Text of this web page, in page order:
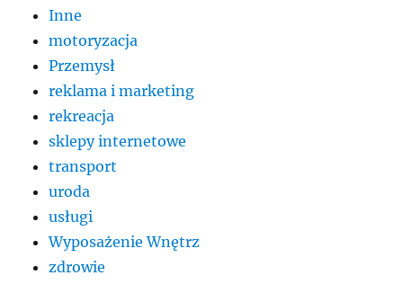
Inne
motoryzacja
Przemysł
reklama i marketing
rekreacja
sklepy internetowe
transport
uroda
usługi
Wyposażenie Wnętrz
zdrowie